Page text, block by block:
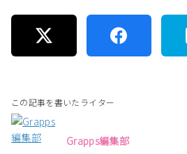
この記事を書いたライター
Grapps編集部